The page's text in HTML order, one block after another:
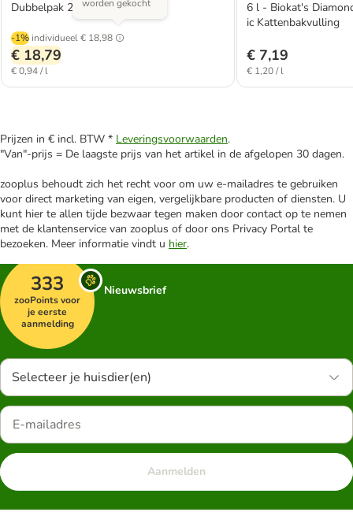
Dubbelpak 2 x 10 l
-1% individueel€ 18,98
worden gekocht
€ 18,79
€ 0,94 / l
6 l - Biokat's
ic Kattenbakvulling
€ 7,19
€ 1,20 / l
Prijzen in € incl. BTW * Leveringsvoorwaarden.
"Van"-prijs = De laagste prijs van het artikel in de afgelopen 30 dagen.
zooplus behoudt zich het recht voor om uw e-mailadres te gebruiken
voor direct marketing van eigen, vergelijkbare producten of diensten. U
kunt hier te allen tijde bezwaar tegen maken door contact op te nemen
met de klantenservice van zooplus of door ons Privacy Portal te
bezoeken. Meer informatie vindt u hier.
333
zooPoints voor
je eerste
aanmelding
Nieuwsbrief
Selecteer je huisdier(en)
Aanmelden